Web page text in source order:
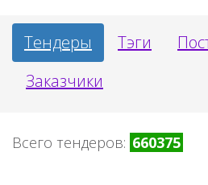
Тендеры Тэги
Заказчики
Всего тендеров: 660375